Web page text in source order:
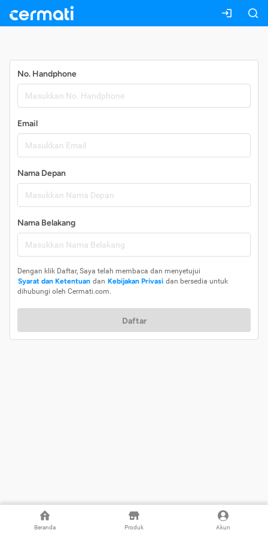
Beranda Produk Akun
No. Handphone
Email
Nama Depan
Nama Belakang
Dengan klik Daftar, Saya telah membaca dan menyetujui
Syarat dan Ketentuan dan Kebijakan Privasi dan bersedia untuk
dihubungi oleh Cermati.com.
Daftar